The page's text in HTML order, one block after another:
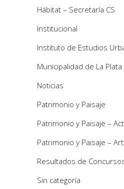
Hábitat – Secretaría CS
Institucional
Instituto de Estudios
Municipalidad de La Plata
Noticias
Patrimonio y Paisaje
Patrimonio y Paisaje –
Patrimonio y Paisaje –
Resultados de
Sin categoría